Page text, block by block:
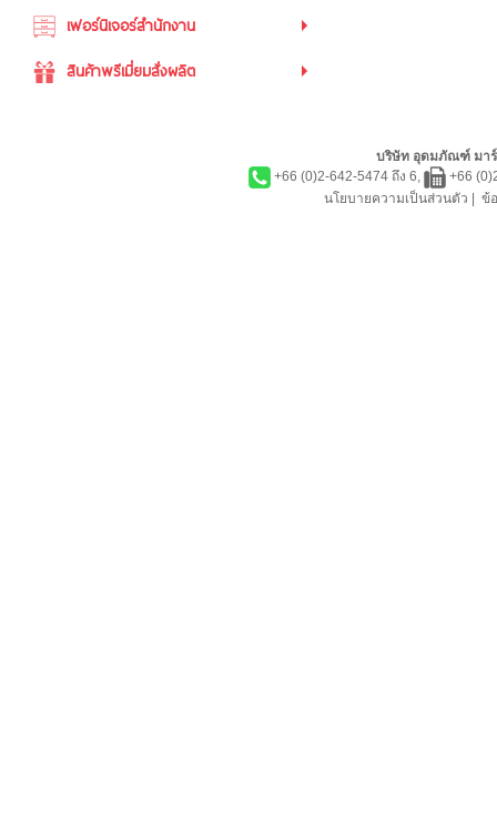
เฟอร์นิเจอร์สำนักงาน
สินค้าพรีเมี่ยมสั่งผลิต
บริษัท อุดมภัณฑ์ มาร์
+66 (0)2-642-5474 ถึง 6,
+66
นโยบายความเป็นส่วนตัว
ข้